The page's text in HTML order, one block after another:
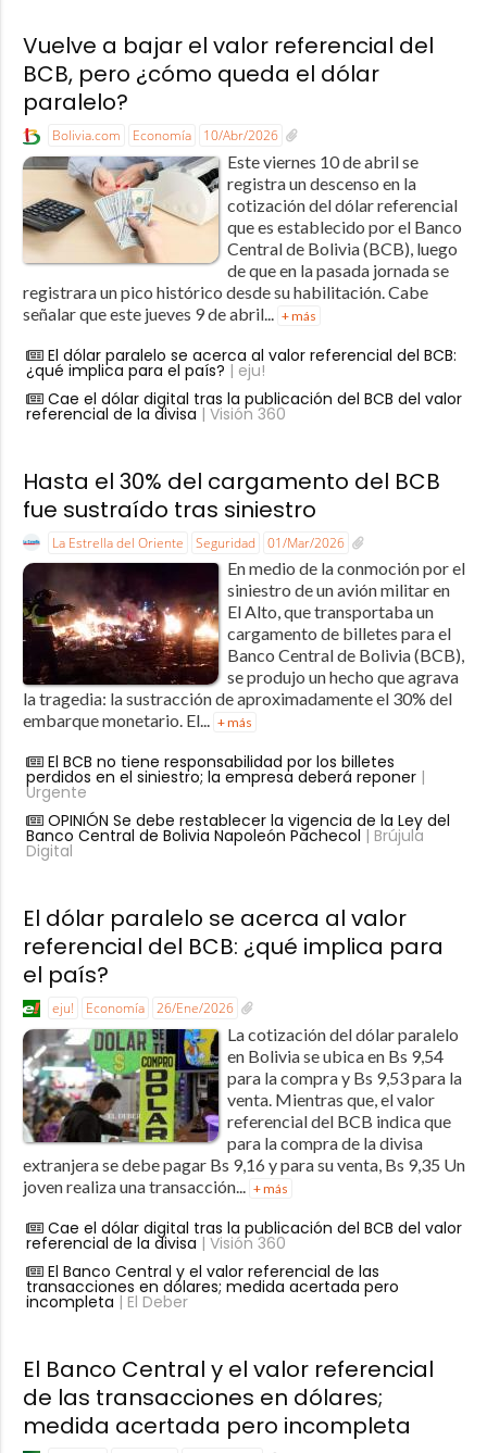
Vuelve a bajar el valor referencial del
BCB, pero ¿cómo queda el dólar
paralelo?
Bolivia.com Economía 10/Abr/2026
Este viernes 10 de abril se
registra un descenso en la
cotización del dólar referencial
que es establecido por el Banco
Central de Bolivia (BCB), luego
de que en la pasada jornada se
registrara un pico histórico desde su habilitación. Cabe
señalar que este jueves 9 de abril...
+ más
El dólar paralelo se acerca al valor referencial del BCB:
¿qué implica para el país? | eju!
Cae el dólar digital tras la publicación del BCB del valor
referencial de la divisa | Visión 360
Hasta el 30% del cargamento del BCB
fue sustraído tras siniestro
La Estrella del Oriente Seguridad 01/Mar/2026
En medio de la conmoción por el
siniestro de un avión militar en
El Alto, que transportaba un
cargamento de billetes para el
Banco Central de Bolivia (BCB),
se produjo un hecho que agrava
la tragedia: la sustracción de aproximadamente el 30% del
embarque monetario. El... + más
El BCB no tiene responsabilidad por los billetes
perdidos en el siniestro; la empresa deberá reponer|
Urgente
OPINIÓN Se debe restablecer la vigencia de la Ley del
Banco Central de Bolivia Napoleón Pachecol | Brújula
Digital
El dólar paralelo se acerca al valor
referencial del BCB: ¿qué implica para
el país?
eju! Economía 26/Ene/2026
La cotización del dólar paralelo
en Bolivia se ubica en Bs 9,54
para la compra y Bs 9,53 para la
venta. Mientras que, el valor
referencial del BCB indica que
para la compra de la divisa
extranjera se debe pagar Bs 9,16 y para su venta, Bs 9,35 Un
joven realiza una transacción... + más
Cae el dólar digital tras la publicación del BCB del valor
referencial de la divisa | Visión 360
El Banco Central y el valor referencial de las
transacciones en dólares; medida acertada pero
incompleta | El Deber
El Banco Central y el valor referencial
de las transacciones en dólares;
medida acertada pero incompleta